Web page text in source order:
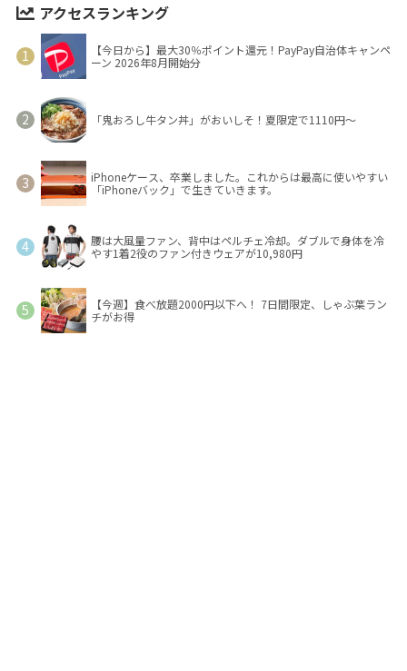
アクセスランキング
【今日から】最大30％ポイント還元！PayPay自治体キャンペ
ーン 2026年8月開始分
「鬼おろし牛タン丼」がおいしそ！夏限定で1110円～
iPhoneケース、卒業しました。これからは最高に使いやすい
「iPhoneバック」で生きていきます。
腰は大風量ファン、背中はペルチェ冷却。ダブルで身体を冷
やす1着2役のファン付きウェアが10,980円
【今週】食べ放題2000円以下へ！ 7日間限定、しゃぶ葉ラン
チがお得